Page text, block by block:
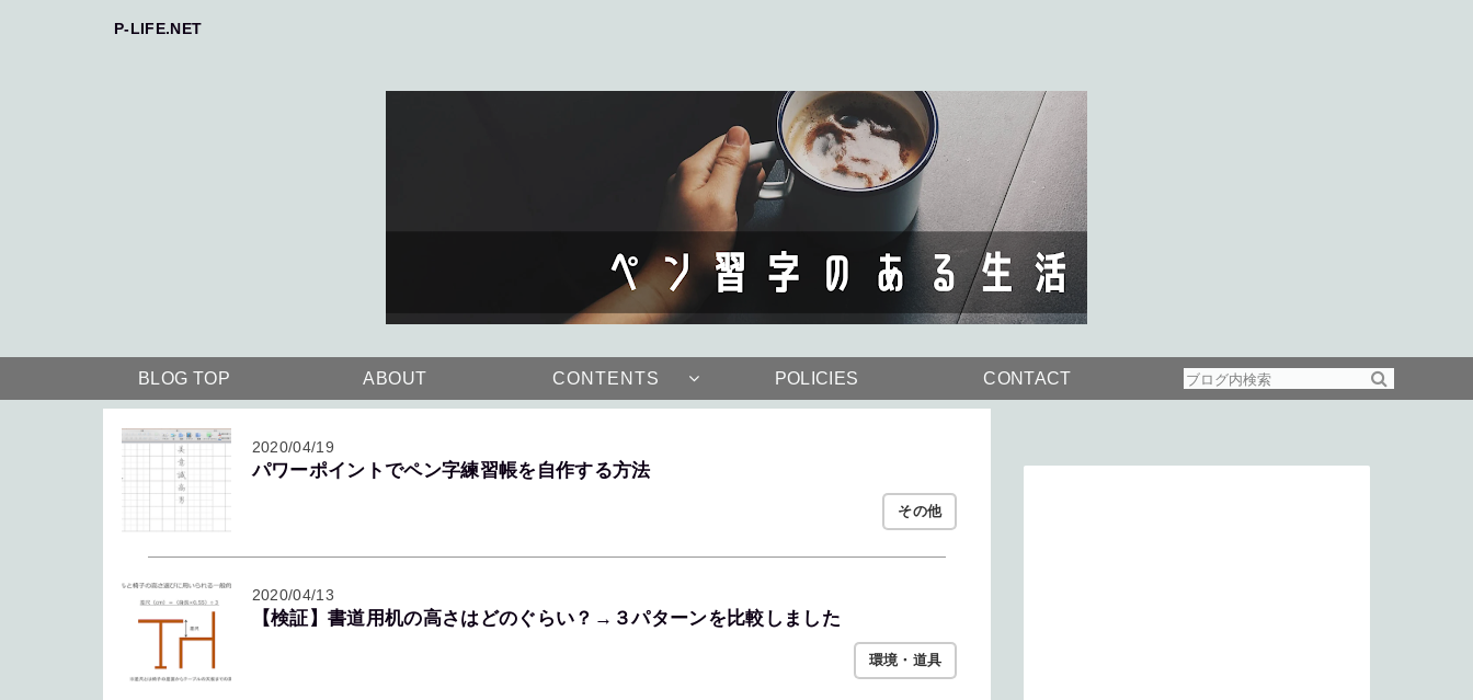
P-LIFE.NET
BLOG TOP ABOUT CONTENTS POLICIES CONTACT
2020/04/19
パワーポイントでペン字練習帳を自作する方法
その他
2020/04/13
【検証】書道用机の高さはどのぐらい？→３パターンを比較しました
環境・道具